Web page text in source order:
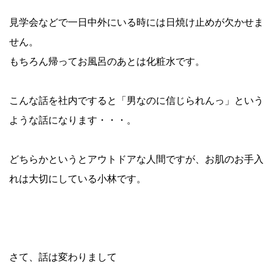
見学会などで一日中外にいる時には日焼け止めが欠かせま
せん。
もちろん帰ってお風呂のあとは化粧水です。
こんな話を社内ですると「男なのに信じられんっ」という
ような話になります・・・。
どちらかというとアウトドアな人間ですが、お肌のお手入
れは大切にしている小林です。
さて、話は変わりまして